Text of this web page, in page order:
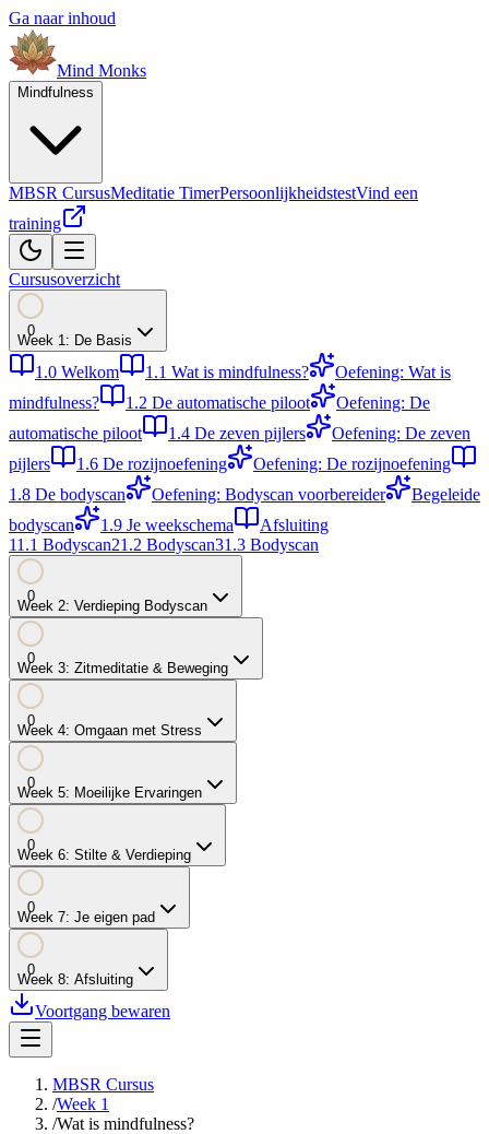
Ga naar inhoud
Mind Monks
Mindfulness
MBSR CursusMeditatie TimerPersoonlijkheidstestVind een
training
Cursusoverzicht
0
Week 1: De Basis
1.0 Welkom 1.1 Wat is mindfulness?
Oefening: Wat is
mindfulness?
1.2 De automatische piloot
Oefening: De
automatische piloot
1.4 De zeven pijlers
Oefening: De zeven
pijlers
1.6 De rozijnoefening
Oefening: De rozijnoefening
1.8 De bodyscan Oefening: Bodyscan voorbereider
Begeleide
bodyscan
1.9 Je weekschema
Afsluiting
11.1 Bodyscan21.2 Bodyscan31.3 Bodyscan
0
Week 2: Verdieping Bodyscan
0
Week 3: Zitmeditatie & Beweging
0
Week 4: Omgaan met Stress
0
Week 5: Moeilijke Ervaringen
0
Week 6: Stilte & Verdieping
0
Week 7: Je eigen pad
0
Week 8: Afsluiting
Voortgang bewaren
MBSR Cursus
/Week 1
/Wat is mindfulness?